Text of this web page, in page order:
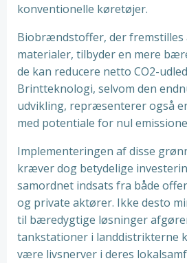
konventionelle køretøjer.
Biobrændstoffer, der fremstilles
materialer, tilbyder en mere
de kan reducere netto CO2-
Brintteknologi, selvom den
udvikling, repræsenterer også
med potentiale for nul
Implementeringen af disse
kræver dog betydelige
samordnet indsats fra både
og private aktører. Ikke desto
til bæredygtige løsninger
tankstationer i landdistrikterne
være livsnerver i deres